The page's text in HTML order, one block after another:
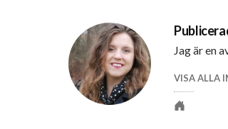
Jag är en
VISA ALLA